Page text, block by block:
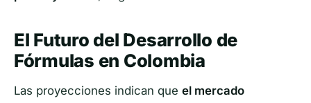
El Futuro del Desarrollo de
Fórmulas en Colombia
Las proyecciones indican que el mercado